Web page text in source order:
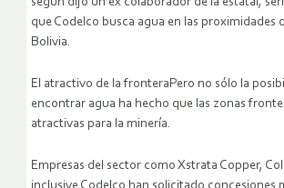
que Codelco busca agua en las proximidades
Bolivia.
El atractivo de la fronteraPero no sólo la
encontrar agua ha hecho que las zonas
atractivas para la minería.
Empresas del sector como Xstrata Copper,